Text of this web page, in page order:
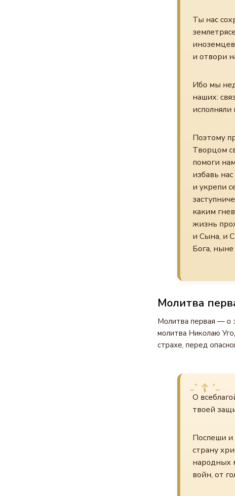
Ты нас
и отвори
Ибо мы
наших:
Поэтому
Творцом
помоги
избавь
и укрепи
каким
жизнь
и Сына, и
Бога,
Молитва
Молитва первая — о
молитва Николаю
страхе, перед
О
твоей
Поспеши и
страну
народных
войн, от